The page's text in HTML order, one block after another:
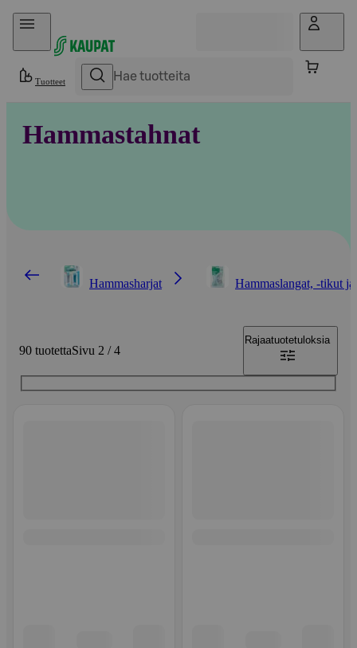
Hyppää sisältöön
Tuotteet
Hammastahnat
Hammasharjat Hammaslangat, -tikut
90 tuotettaSivu 2 / 4
Rajaatuotetuloksia